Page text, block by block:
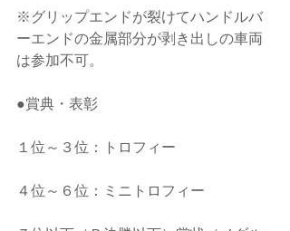
※グリップエンドが裂けてハンドルバ
ーエンドの金属部分が剥き出しの車両
は参加不可。
●賞典・表彰
１位～３位：トロフィー
４位～６位：ミニトロフィー